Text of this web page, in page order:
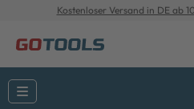
Kostenloser Versand in DE ab